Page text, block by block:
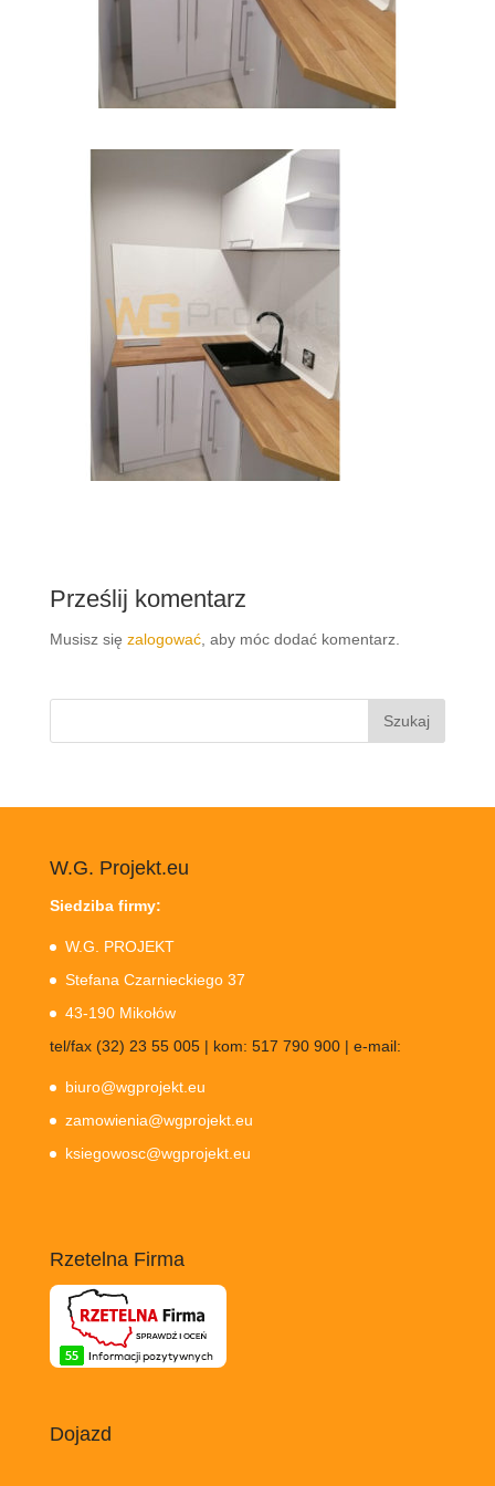
Prześlij komentarz
Musisz się zalogować, aby móc dodać komentarz.
Szukaj:
W.G. Projekt.eu
Siedziba firmy:
W.G. PROJEKT
Stefana Czarnieckiego 37
43-190 Mikołów
tel/fax (32) 23 55 005 | kom: 517 790 900 | e-mail:
biuro@wgprojekt.eu
zamowienia@wgprojekt.eu
ksiegowosc@wgprojekt.eu
Rzetelna Firma
Dojazd